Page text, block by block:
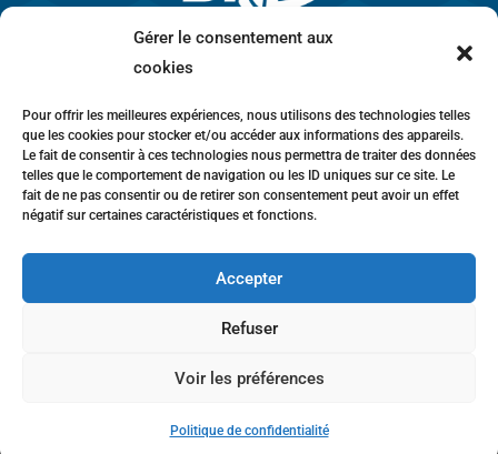
Gérer le consentement aux
cookies
Pour offrir les meilleures expériences, nous utilisons des technologies telles
que les cookies pour stocker et/ou accéder aux informations des appareils.
Le fait de consentir à ces technologies nous permettra de traiter des données
telles que le comportement de navigation ou les ID uniques sur ce site. Le
fait de ne pas consentir ou de retirer son consentement peut avoir un effet
négatif sur certaines caractéristiques et fonctions.
Accepter
Refuser
Voir les préférences
Politique de confidentialité
•Politique de confidentialité
Lanceurs d’alerte
© 2026 BRL Exploitation